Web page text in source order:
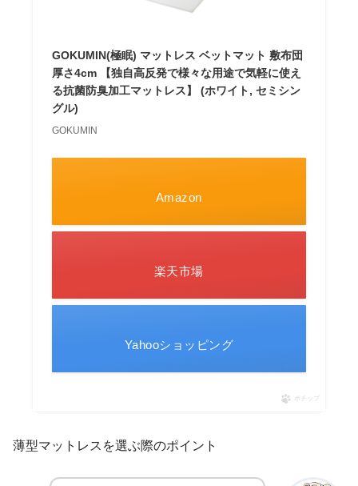
GOKUMIN(極眠) マットレス ベットマット 敷布団
厚さ4cm 【独自高反発で様々な用途で気軽に使え
る抗菌防臭加工マットレス】 (ホワイト, セミシン
グル)
GOKUMIN
Amazon
楽天市場
Yahooショッピング
ポチップ
薄型マットレスを選ぶ際のポイント